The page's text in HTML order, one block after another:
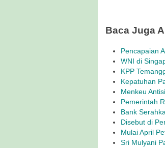
Baca Juga
Pencapaian
WNI di
KPP
Kepatuhan
Menkeu
Pemerintah
Bank
Disebut di
Mulai April
Sri Mulyani